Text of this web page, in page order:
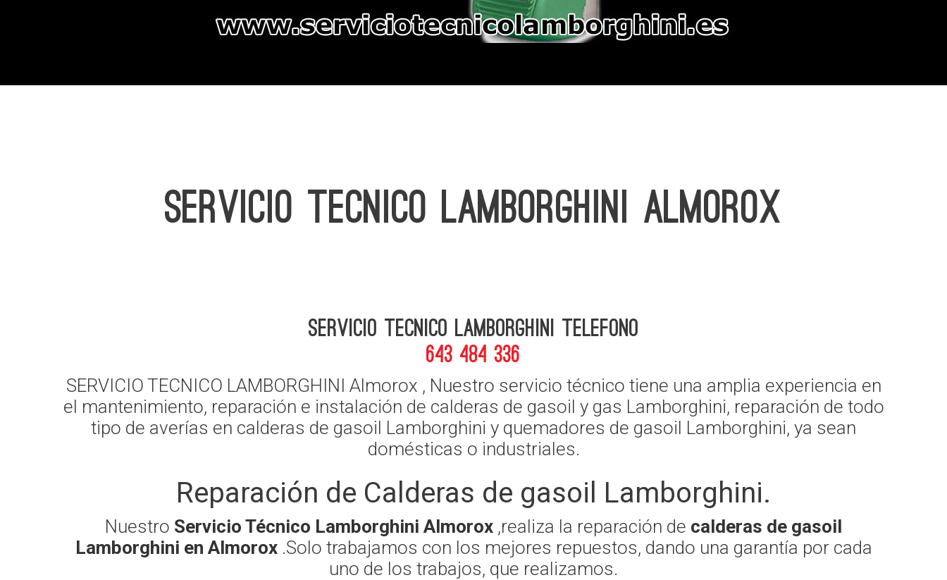
SERVICIO TECNICO LAMBORGHINI ALMOROX
Servicio Tecnico Lamborghini telefono
643 484 336
SERVICIO TECNICO LAMBORGHINI Almorox , Nuestro servicio técnico tiene una amplia experiencia en
el mantenimiento, reparación e instalación de calderas de gasoil y gas Lamborghini, reparación de todo
tipo de averías en calderas de gasoil Lamborghini y quemadores de gasoil Lamborghini, ya sean
domésticas o industriales.
Reparación de Calderas de gasoil Lamborghini.
Nuestro Servicio Técnico Lamborghini Almorox ,realiza la reparación de calderas de gasoil
Lamborghini en Almorox .Solo trabajamos con los mejores repuestos, dando una garantía por cada
uno de los trabajos, que realizamos.